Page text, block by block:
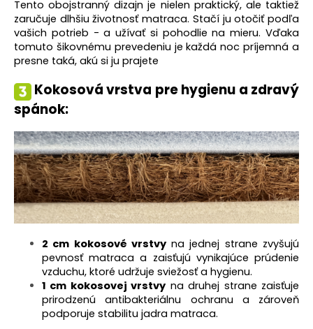
Tento obojstranný dizajn je nielen praktický, ale taktiež
zaručuje dlhšiu životnosť matraca. Stačí ju otočiť podľa
vašich potrieb - a užívať si pohodlie na mieru. Vďaka
tomuto šikovnému prevedeniu je každá noc príjemná a
presne taká, akú si ju prajete
Kokosová vrstva pre hygienu a zdravý
spánok:
2 cm kokosové vrstvyna jednej strane zvyšujú
pevnosť matraca a zaisťujú vynikajúce prúdenie
vzduchu, ktoré udržuje sviežosť a hygienu.
1 cm kokosovej vrstvy na druhej strane zaisťuje
prirodzenú antibakteriálnu ochranu a zároveň
podporuje stabilitu jadra matraca.